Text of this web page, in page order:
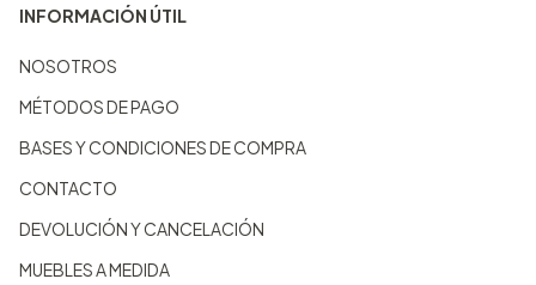
INFORMACIÓN ÚTIL
NOSOTROS
MÉTODOS DE PAGO
BASES Y CONDICIONES DE COMPRA
CONTACTO
DEVOLUCIÓN Y CANCELACIÓN
MUEBLES A MEDIDA